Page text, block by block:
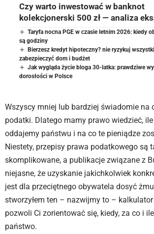
Czy warto inwestować w banknot
kolekcjonerski 500 zł — analiza
Taryfa nocna PGE w czasie letnim 2026: kiedy
są godziny
Bierzesz kredyt hipoteczny? nie ryzykuj
zabezpieczyć dom i budżet
Jak wygląda życie bloga 30-latka: prawdziwe
dorosłości w Polsce
Wszyscy mniej lub bardziej świadomie na
podatki. Dlatego mamy prawo wiedzieć, ile
oddajemy państwu i na co te pieniądze
Niestety, przepisy prawa podatkowego są
skomplikowane, a publikacje związane z
niejasne, że uzyskanie jakichkolwiek
jest dla przeciętnego obywatela dosyć
stworzyłem ten – nazwijmy to –
pozwoli Ci zorientować się, kiedy, za co i
państwo.